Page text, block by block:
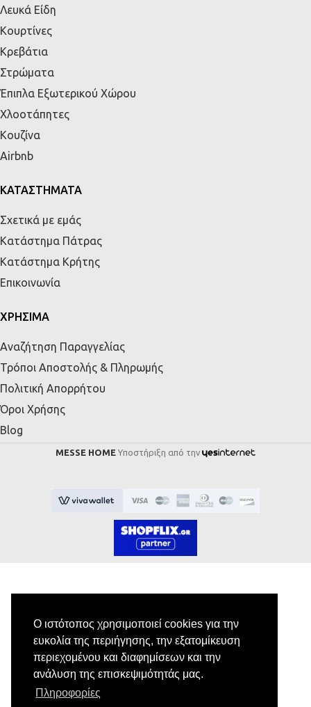
Ο ιστότοπος χρησιμοποιεί cookies για την
ευκολία της περιήγησης, την εξατομίκευση
περιεχομένου και διαφημίσεων και την
ανάλυση της επισκεψιμότητάς μας.
Πληροφορίες
Λευκά Είδη
Κουρτίνες
Κρεβάτια
Στρώματα
Έπιπλα Εξωτερικού Χώρου
Χλοοτάπητες
Κουζίνα
Airbnb
ΚΑΤΑΣΤΗΜΑΤΑ
Σχετικά με εμάς
Κατάστημα Πάτρας
Κατάστημα Κρήτης
Επικοινωνία
ΧΡΗΣΙΜΑ
Αναζήτηση Παραγγελίας
Τρόποι Αποστολής & Πληρωμής
Πολιτική Απορρήτου
Όροι Χρήσης
Blog
MESSE HOME Υποστήριξη από την
Εγγραφή στο Newsletter
Κάνε εγγραφή στο newsletter μας για να
λαμβάνεις αποκλειστικές προσφορές.